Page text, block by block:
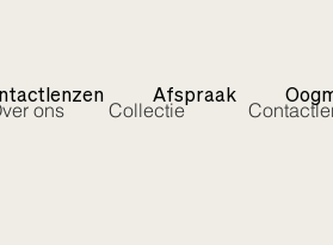
Afspraak
Collectie
ons